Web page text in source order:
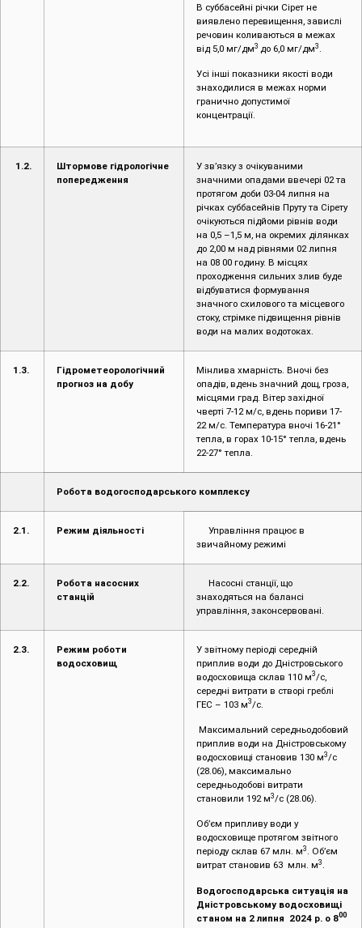
В суббасейні річки Сірет не
виявлено перевищення, завислі
речовин коливаються в межах
від 5,0 мг/дм3 до 6,0 мг/дм3 .
Усі інші показники якості води
знаходилися в межах норми
гранично допустимої
концентрації.
1 .2.
Штормове гідрологічне
попередження
У зв’язку з очікуваними
значними опадами ввечері 02 та
протягом доби 03-04 липня на
річках суббасейнів Пруту та Сірету
очікуються підйоми рівнів води
на 0,5 –1,5 м, на окремих ділянках
до 2,00 м над рівнями 02 липня
на 08 00 годину. В місцях
проходження сильних злив буде
відбуватися формування
значного схилового та місцевого
стоку, стрімке підвищення рівнів
води на малих водотоках.
1.3.
Гідрометеорологічний
прогноз на добу
Mінлива хмарність. Вночі без
опадів, вдень значний дощ, гроза,
місцями град. Вітер західної
чверті 7-12 м/с, вдень пориви 17-
22 м/с. Температура вночі 16-21°
тепла, в горах 10-15° тепла, вдень
22-27° тепла.
Робота водогосподарського комплексу
2.1. Режим діяльності
Управління працює в
звичайному режимі
2.2.
Робота насосних
станцій
Насосні станції, що
знаходяться на балансі
управління, законсервовані.
2.3.
Режим роботи
водосховищ
У звітному періоді середній
приплив води до Дністровського
водосховища склав 110 м3/с,
середні витрати в створі греблі
ГЕС – 103 м3/с.
Максимальний середньодобовий
приплив води на Дністровському
водосховищі становив 130 м3/с
(28.06), максимально
середньодобові витрати
становили 192 м3/с (28.06).
Об’єм припливу води у
водосховище протягом звітного
періоду склав 67 млн. м3 . Об’єм
витрат становив 63 млн. м3 .
Водогосподарська ситуація на
Дністровському водосховищі
станом на 2 липня 2024 р. о 800